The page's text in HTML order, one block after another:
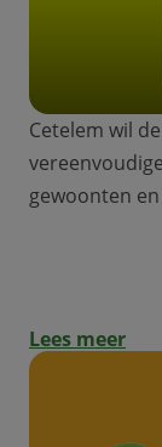
Cetelem wil
gewoonten en
Lees meer